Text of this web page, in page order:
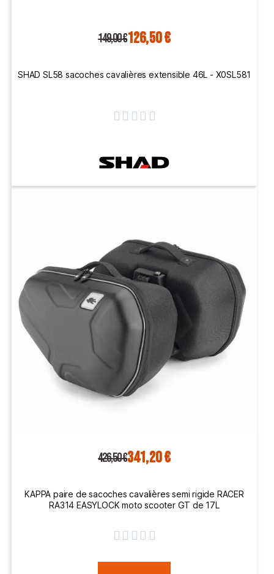
149,00 €126,50 €
SHAD SL58 sacoches cavalières extensible 46L - X0SL581
    
426,50 €341,20 €
KAPPA paire de sacoches cavalières semi rigide RACER
RA314 EASYLOCK moto scooter GT de 17L
    